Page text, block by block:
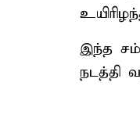
இந்த
நடத்தி